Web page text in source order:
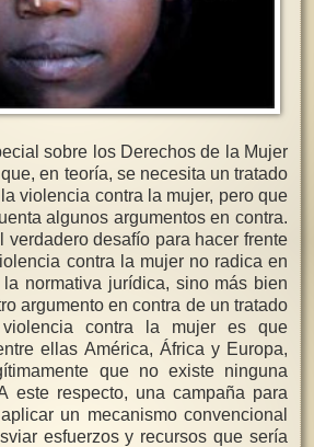
sobre los Derechos de la Mujer
en teoría, se necesita un tratado
violencia contra la mujer, pero que
algunos argumentos en contra.
verdadero desafío para hacer frente
contra la mujer no radica en
normativa jurídica, sino más bien
argumento en contra de un tratado
contra la mujer es que
ellas América, África y Europa,
que no existe ninguna
este respecto, una campaña para
un mecanismo convencional
esfuerzos y recursos que sería